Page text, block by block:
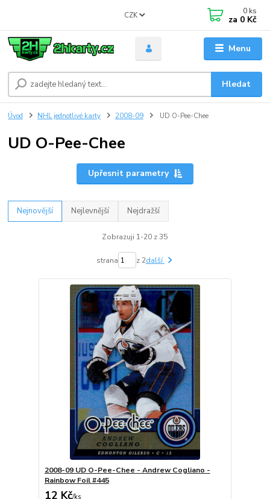
Menu
CZK
Hledat
0 ks
za 0 Kč
Úvod NHL jednotlivé karty 2008-09 UD O-Pee-Chee
UD O-Pee-Chee
Upřesnit parametry
Nejnovější Nejlevnější Nejdražší
Zobrazuji 1-20 z 35
strana z 2další
2008-09 UD O-Pee-Chee - Andrew Cogliano -
Rainbow Foil #445
12 Kč/ks